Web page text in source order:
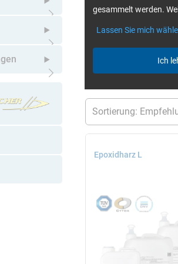
Untermenü öffnen
Untermenü öffnen
Untermenü öffnen
Epoxidharz L
gesammelt werden.
Lassen Sie mich
Ich